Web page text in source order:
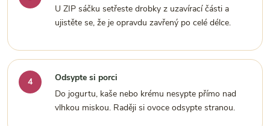
U ZIP sáčku setřeste drobky z uzavírací části a
ujistěte se, že je opravdu zavřený po celé délce.
Odsypte si porci
Do jogurtu, kaše nebo krému nesypte přímo nad
vlhkou miskou. Raději si ovoce odsypte stranou.